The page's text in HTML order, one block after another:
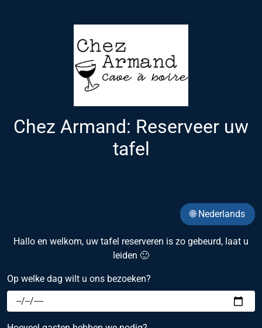
Chez Armand: Reserveer uw
tafel
🌐 Nederlands
Hallo en welkom, uw tafel reserveren is zo gebeurd, laat u
leiden 🙂
Op welke dag wilt u ons bezoeken?